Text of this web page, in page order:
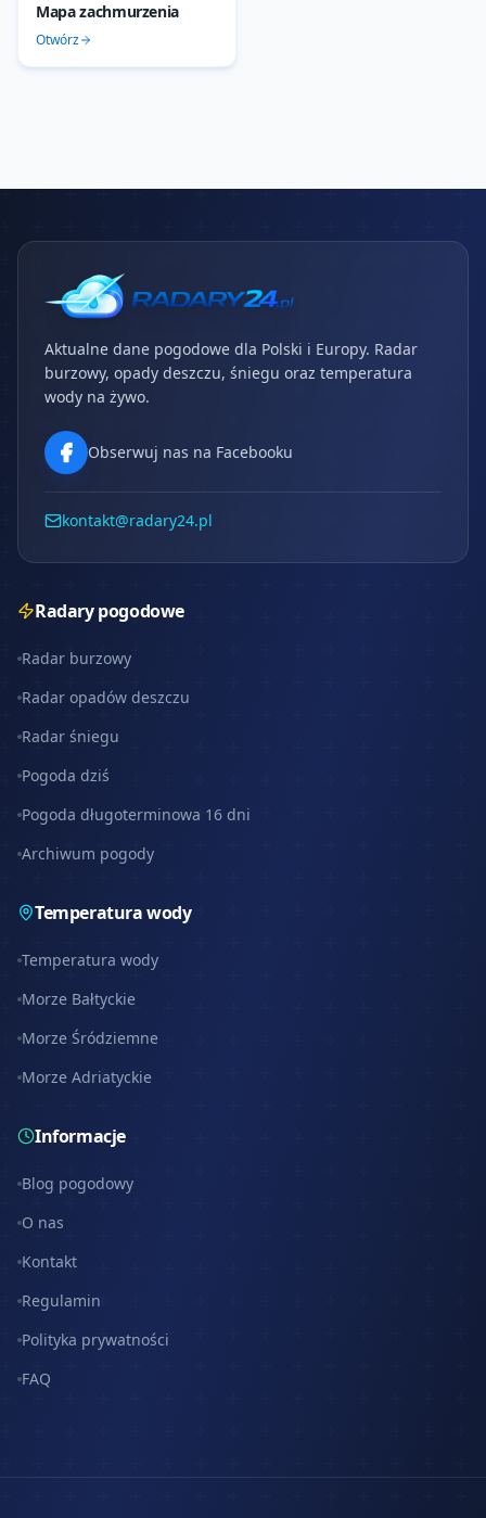
Mapa zachmurzenia
Otwórz
Aktualne dane pogodowe dla Polski i Europy. Radar
burzowy, opady deszczu, śniegu oraz temperatura
wody na żywo.
Obserwuj nas na Facebooku
kontakt@radary24.pl
Radary pogodowe
Radar burzowy
Radar opadów deszczu
Radar śniegu
Pogoda dziś
Pogoda długoterminowa 16 dni
Archiwum pogody
Temperatura wody
Temperatura wody
Morze Bałtyckie
Morze Śródziemne
Morze Adriatyckie
Informacje
Blog pogodowy
O nas
Kontakt
Regulamin
Polityka prywatności
FAQ